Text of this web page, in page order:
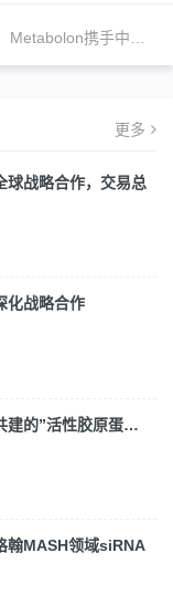
Metabolon携手中国慢性病前瞻性研究推进精准健康
更多
球战略合作，交易总
化战略合作
建的”活性胶原蛋…
翰MASH领域siRNA